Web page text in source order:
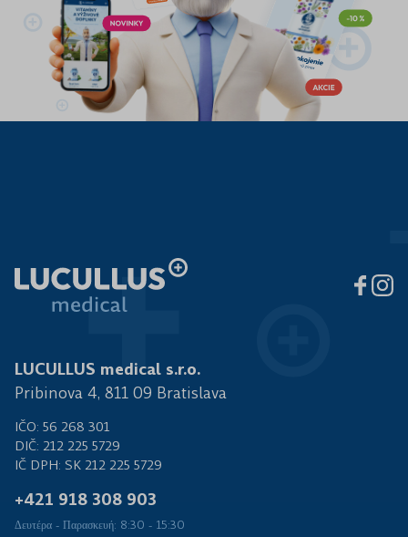
LUCULLUS medical s.r.o.
Pribinova 4, 811 09 Bratislava
IČO: 56 268 301
DIČ: 212 225 5729
IČ DPH: SK 212 225 5729
+421 918 308 903
Δευτέρα - Παρασκευή: 8:30 - 15:30